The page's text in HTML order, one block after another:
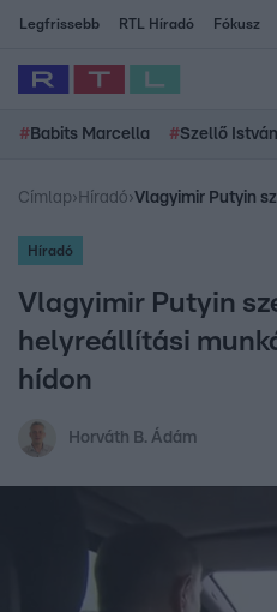
Legfrissebb RTL Híradó Fókusz
# Babits Marcella #Szellő István
Címlap› Híradó›
Híradó
Vlagyimir Putyin
helyreállítási
hídon
Horváth B. Ádám